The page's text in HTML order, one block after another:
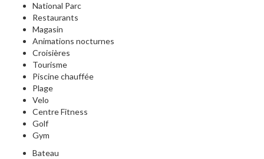
National Parc
Restaurants
Magasin
Animations nocturnes
Croisières
Tourisme
Piscine chauffée
Plage
Velo
Centre Fitness
Golf
Gym
Bateau